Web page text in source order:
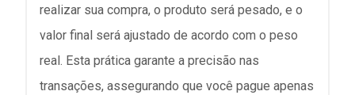
realizar sua compra, o produto será pesado, e o
valor final será ajustado de acordo com o peso
real. Esta prática garante a precisão nas
transações, assegurando que você pague apenas